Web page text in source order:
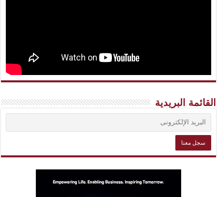
القائمة البريدية